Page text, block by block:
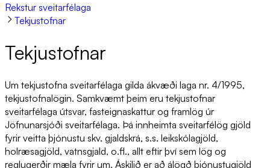
Rekstur sveitarfélaga
Tekjustofnar
Tekju­stofn­ar
Um tekjustofna sveitarfélaga gilda ákvæði laga nr. 4/1995,
tekjustofnalögin. Samkvæmt þeim eru tekjustofnar
sveitarfélaga útsvar, fasteignaskattur og framlög úr
Jöfnunarsjóði sveitarfélaga. Þá innheimta sveitarfélög gjöld
fyrir veitta þjónustu skv. gjaldskrá, s.s. leikskólagjöld,
holræsagjöld, vatnsgjald, o.fl., allt eftir því sem lög og
reglugerðir mæla fyrir um. Áskilið er að álögð þjónustugjöld